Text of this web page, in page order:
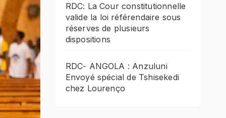
RDC: La Cour constitutionnelle
valide la loi référendaire sous
réserves de plusieurs
dispositions
RDC- ANGOLA : Anzuluni
Envoyé spécial de Tshisekedi
chez Lourenço